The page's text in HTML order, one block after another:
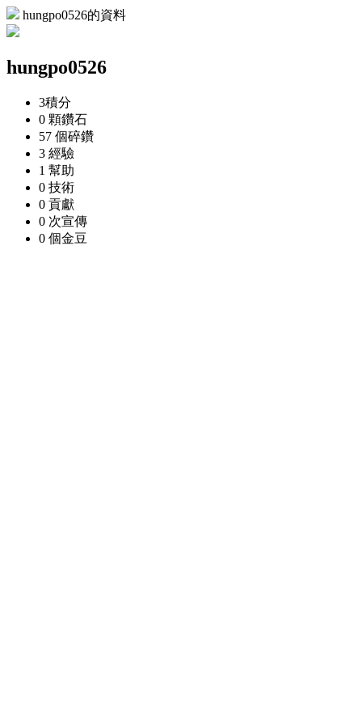
hungpo0526的資料
hungpo0526
3積分
0 顆鑽石
57 個碎鑽
3 經驗
1 幫助
0 技術
0 貢獻
0 次宣傳
0 個金豆